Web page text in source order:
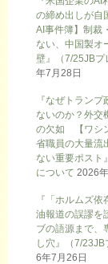
の締め出しが
AI事件簿】制裁
ない、中国製オ
壁』（7/25JB
年7月28日
『なぜトラン
ないのか？外交
の欠如 【ワシ
省職員の大量流
ない重要ポスト
について 2026
『「ホルムズ
油報道の誤謬
ブの語源まで、
し穴』（7/
6年7月26日